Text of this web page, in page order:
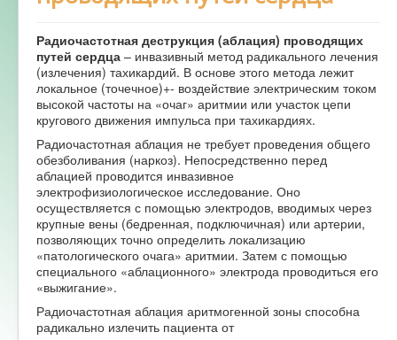
Диагностика
Лечение
Советы врача
Альтернативная медицина
Форум
Радиочастотная деструкция (аблация) проводящих
путей сердца – инвазивный метод радикального лечения
(излечения) тахикардий. В основе этого метода лежит
локальное (точечное)+- воздействие электрическим током
высокой частоты на «очаг» аритмии или участок цепи
кругового движения импульса при тахикардиях.
Радиочастотная аблация не требует проведения общего
обезболивания (наркоз). Непосредственно перед
аблацией проводится инвазивное
электрофизиологическое исследование. Оно
осуществляется с помощью электродов, вводимых через
крупные вены (бедренная, подключичная) или артерии,
позволяющих точно определить локализацию
«патологического очага» аритмии. Затем с помощью
специального «аблационного» электрода проводиться его
«выжигание».
Радиочастотная аблация аритмогенной зоны способна
радикально излечить пациента от